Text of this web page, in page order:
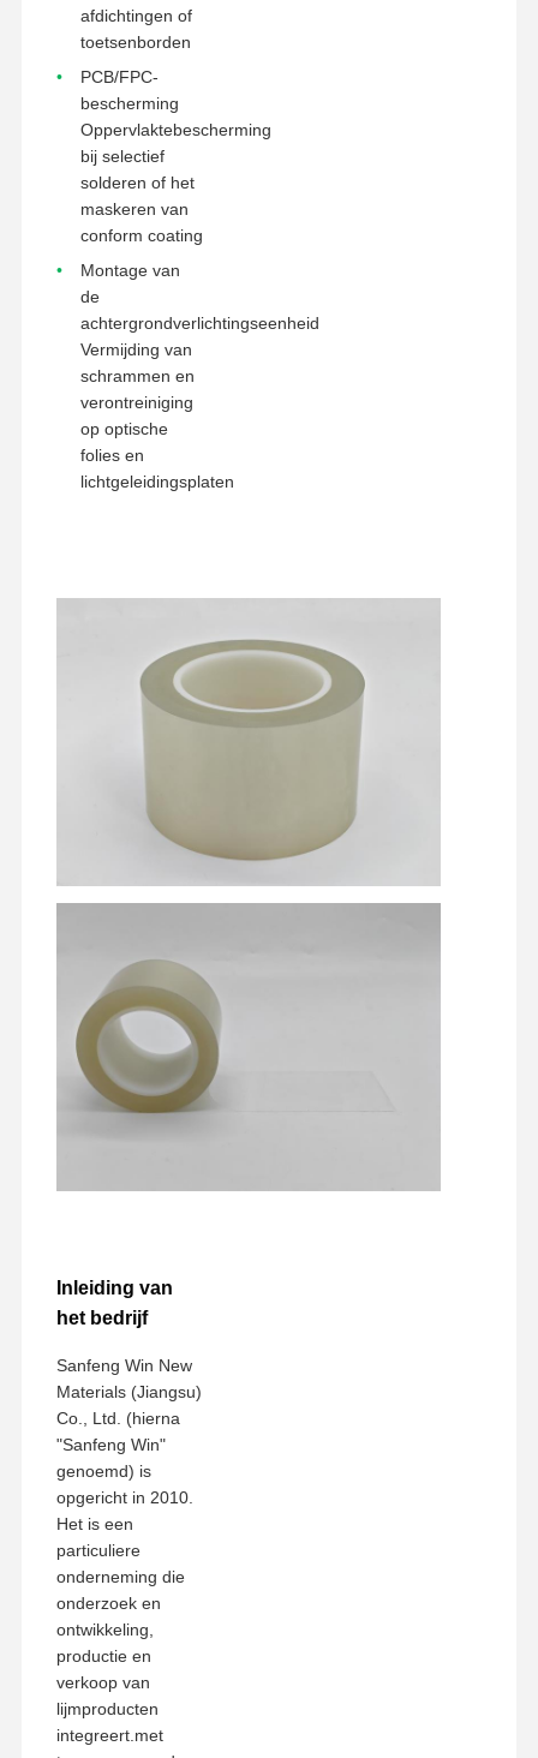
afdichtingen of
toetsenborden
PCB/FPC-
bescherming
Oppervlaktebescherming
bij selectief
solderen of het
maskeren van
conform coating
Montage van
de
achtergrondverlichtingseenheid
Vermijding van
schrammen en
verontreiniging
op optische
folies en
lichtgeleidingsplaten
Inleiding van
het bedrijf
Sanfeng Win New
Materials (Jiangsu)
Co., Ltd. (hierna
"Sanfeng Win"
genoemd) is
opgericht in 2010.
Het is een
particuliere
onderneming die
onderzoek en
ontwikkeling,
productie en
verkoop van
lijmproducten
integreert.met